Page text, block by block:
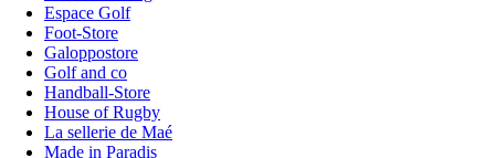
Espace Golf
Foot-Store
Galoppostore
Golf and co
Handball-Store
House of Rugby
La sellerie de Maé
Made in Paradis